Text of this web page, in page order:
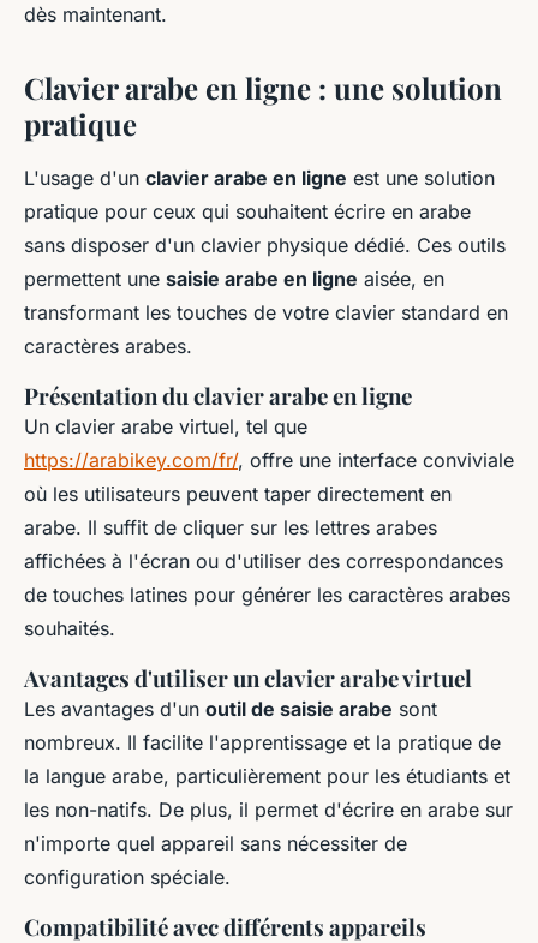
dès maintenant.
Clavier arabe en ligne : une solution
pratique
L'usage d'un clavier arabe en ligne est une solution
pratique pour ceux qui souhaitent écrire en arabe
sans disposer d'un clavier physique dédié. Ces outils
permettent une saisie arabe en ligne aisée, en
transformant les touches de votre clavier standard en
caractères arabes.
Présentation du clavier arabe en ligne
Un clavier arabe virtuel, tel que
https://arabikey.com/fr/, offre une interface conviviale
où les utilisateurs peuvent taper directement en
arabe. Il suffit de cliquer sur les lettres arabes
affichées à l'écran ou d'utiliser des correspondances
de touches latines pour générer les caractères arabes
souhaités.
Avantages d'utiliser un clavier arabe virtuel
Les avantages d'un outil de saisie arabe sont
nombreux. Il facilite l'apprentissage et la pratique de
la langue arabe, particulièrement pour les étudiants et
les non-natifs. De plus, il permet d'écrire en arabe sur
n'importe quel appareil sans nécessiter de
configuration spéciale.
Compatibilité avec différents appareils